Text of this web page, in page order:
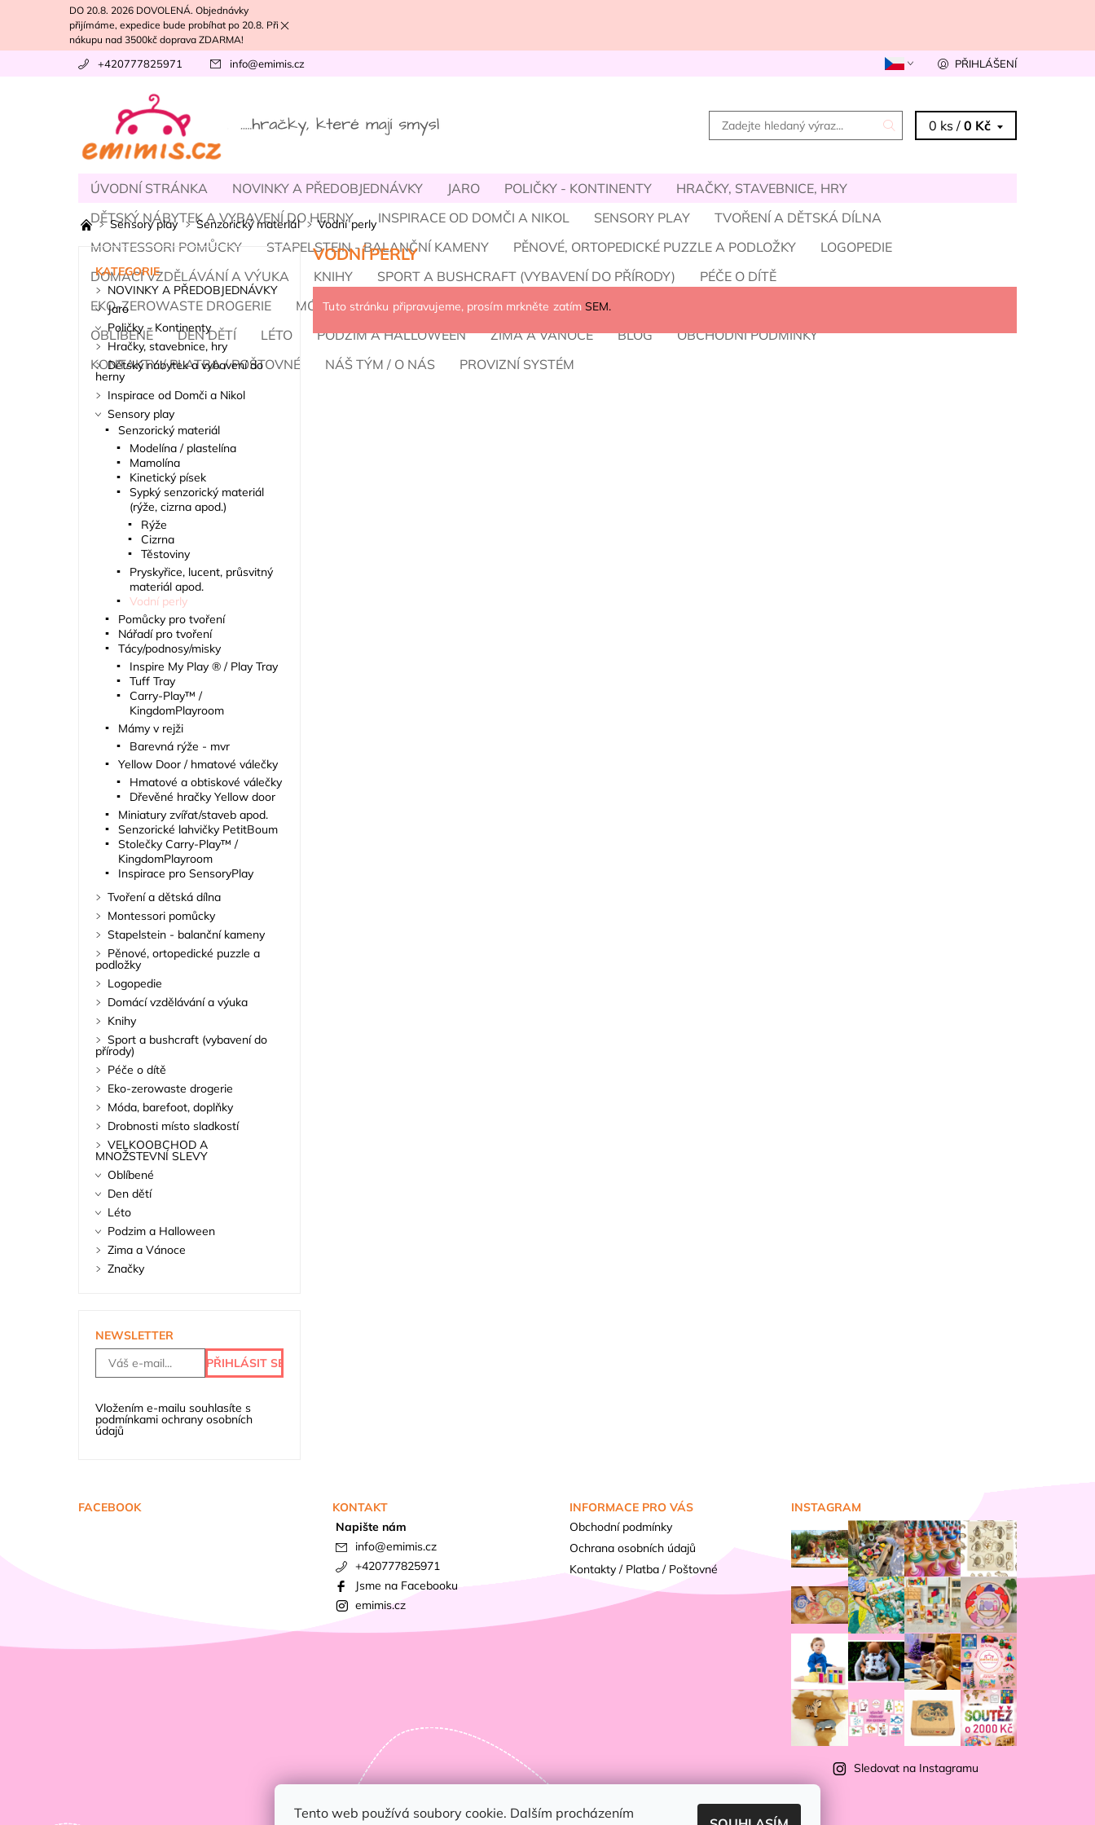
DO 20.8. 2026 DOVOLENÁ. Objednávky
přijímáme, expedice bude probíhat po 20.8. Při
nákupu nad 3500kč doprava ZDARMA!
+420777825971 info@emimis.cz PŘIHLÁŠENÍ
0 ks /0 Kč
ÚVODNÍ STRÁNKA NOVINKY A PŘEDOBJEDNÁVKY JARO POLIČKY - KONTINENTY
HRAČKY, STAVEBNICE, HRY
DĚTSKÝ NÁBYTEK A VYBAVENÍ DO HERNY
INSPIRACE OD DOMČI A NIKOL SENSORY PLAY
TVOŘENÍ A DĚTSKÁ DÍLNA
MONTESSORI POMŮCKY
STAPELSTEIN - BALANČNÍ KAMENY PĚNOVÉ, ORTOPEDICKÉ PUZZLE A PODLOŽKY
LOGOPEDIE
DOMÁCÍ VZDĚLÁVÁNÍ A VÝUKA
KNIHY SPORT A BUSHCRAFT (VYBAVENÍ DO PŘÍRODY)
PÉČE O DÍTĚ
EKO-ZEROWASTE DROGERIE
MÓDA, BAREFOOT, DOPLŇKY DROBNOSTI MÍSTO SLADKOSTÍ
OBLÍBENÉ
DEN DĚTÍ LÉTO PODZIM A HALLOWEEN ZIMA A VÁNOCE BLOG
OBCHODNÍ PODMÍNKY
KONTAKTY / PLATBA / POŠTOVNÉ
NÁŠ TÝM / O NÁS PROVIZNÍ SYSTÉM
Sensory play Senzorický materiál Vodní perly
VODNÍ PERLY
Tuto stránku připravujeme, prosím mrkněte zatímSEM.
KATEGORIE
NOVINKY A PŘEDOBJEDNÁVKY
Jaro
Poličky - Kontinenty
Hračky, stavebnice, hry
Dětský nábytek a vybavení do
herny
Inspirace od Domči a Nikol
Sensory play
Senzorický materiál
Modelína / plastelína
Mamolína
Kinetický písek
Sypký senzorický materiál
(rýže, cizrna apod.)
Rýže
Cizrna
Těstoviny
Pryskyřice, lucent, průsvitný
materiál apod.
Vodní perly
Pomůcky pro tvoření
Nářadí pro tvoření
Tácy/podnosy/misky
Inspire My Play ® / Play Tray
Tuff Tray
Carry-Play™ /
KingdomPlayroom
Mámy v rejži
Barevná rýže - mvr
Yellow Door / hmatové válečky
Hmatové a obtiskové válečky
Dřevěné hračky Yellow door
Miniatury zvířat/staveb apod.
Senzorické lahvičky PetitBoum
Stolečky Carry-Play™ /
KingdomPlayroom
Inspirace pro SensoryPlay
Tvoření a dětská dílna
Montessori pomůcky
Stapelstein - balanční kameny
Pěnové, ortopedické puzzle a
podložky
Logopedie
Domácí vzdělávání a výuka
Knihy
Sport a bushcraft (vybavení do
přírody)
Péče o dítě
Eko-zerowaste drogerie
Móda, barefoot, doplňky
Drobnosti místo sladkostí
VELKOOBCHOD A
MNOŽSTEVNÍ SLEVY
Oblíbené
Den dětí
Léto
Podzim a Halloween
Zima a Vánoce
Značky
NEWSLETTER
Vložením e-mailu souhlasíte s
podmínkami ochrany osobních
údajů
FACEBOOK
KONTAKT
Napište nám
info@emimis.cz
+420777825971
Jsme na Facebooku
emimis.cz
INFORMACE PRO VÁS
Obchodní podmínky
Ochrana osobních údajů
Kontakty / Platba / Poštovné
INSTAGRAM
Sledovat na Instagramu
Tento web používá soubory cookie. Dalším procházením